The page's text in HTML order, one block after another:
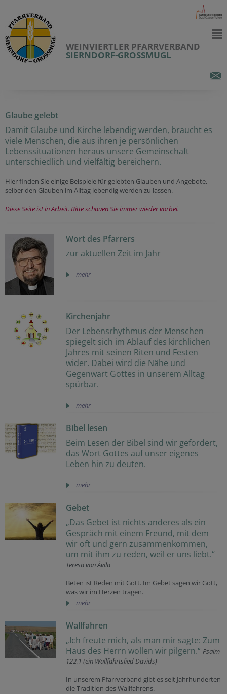
WEINVIERTLER PFARRVERBAND
SIERNDORF-GROSSMUGL
Glaube gelebt
Damit Glaube und Kirche lebendig werden, braucht es
viele Menschen, die aus ihren je persönlichen
Lebenssituationen heraus unsere Gemeinschaft
unterschiedlich und vielfältig bereichern.
Hier finden Sie einige Beispiele für gelebten Glauben und Angebote,
selber den Glauben im Alltag lebendig werden zu lassen.
Diese Seite ist in Arbeit. Bitte schauen Sie immer wieder vorbei.
Wort des Pfarrers
zur aktuellen Zeit im Jahr
mehr
Kirchenjahr
Der Lebensrhythmus der Menschen
spiegelt sich im Ablauf des kirchlichen
Jahres mit seinen Riten und Festen
wider. Dabei wird die Nähe und
Gegenwart Gottes in unserem Alltag
spürbar.
mehr
Bibel lesen
Beim Lesen der Bibel sind wir gefordert,
das Wort Gottes auf unser eigenes
Leben hin zu deuten.
mehr
Gebet
„Das Gebet ist nichts anderes als ein
Gespräch mit einem Freund, mit dem
wir oft und gern zusammenkommen,
um mit ihm zu reden, weil er uns liebt.“
Teresa von Ávila
Beten ist Reden mit Gott. Im Gebet sagen wir Gott,
was wir im Herzen tragen.
mehr
Wallfahren
„Ich freute mich, als man mir sagte: Zum
Haus des Herrn wollen wir pilgern.“ Psalm
122,1 (ein Wallfahrtslied Davids)
In unserem Pfarrverband gibt es seit Jahrhunderten
die Tradition des Wallfahrens.